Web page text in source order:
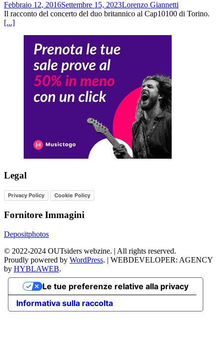
Febbraio 12, 2016Settembre 15, 2023Lorenzo Giannetti
Il racconto del concerto del duo britannico al Cap10100 di Torino.
[...]
Legal
Privacy Policy Cookie Policy
Fornitore Immagini
Depositphotos
© 2022-2024 OUTsiders webzine. | All rights reserved.
Proudly powered by WordPress. | WEBDEVELOPER: AGENCY
by HYBLAWEB.
Informativa sulla raccolta
Le tue preferenze relative alla privacy